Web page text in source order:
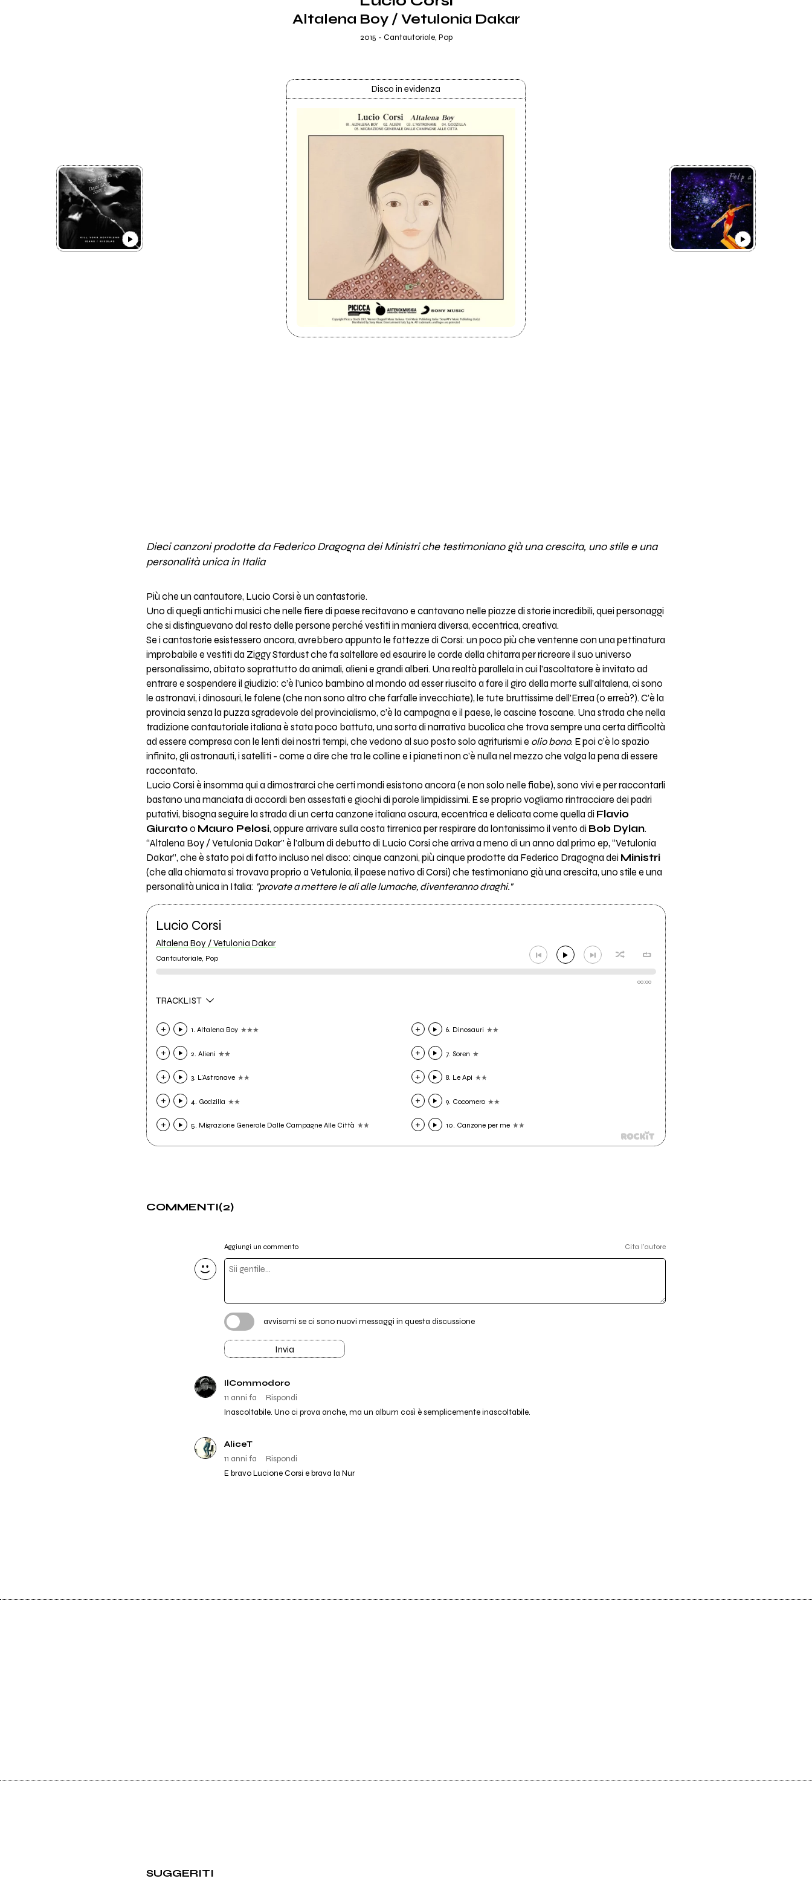
Altalena Boy / Vetulonia Dakar
2015 - Cantautoriale, Pop
Disco in evidenza
Dieci canzoni prodotte da Federico Dragogna dei Ministri che testimoniano già una crescita, uno stile e una
personalità unica in Italia
Più che un cantautore, Lucio Corsi è un cantastorie.
Uno di quegli antichi musici che nelle fiere di paese recitavano e cantavano nelle piazze di storie incredibili, quei personaggi
che si distinguevano dal resto delle persone perché vestiti in maniera diversa, eccentrica, creativa.
Se i cantastorie esistessero ancora, avrebbero appunto le fattezze di Corsi: un poco più che ventenne con una pettinatura
improbabile e vestiti da Ziggy Stardust che fa saltellare ed esaurire le corde della chitarra per ricreare il suo universo
personalissimo, abitato soprattutto da animali, alieni e grandi alberi. Una realtà parallela in cui l’ascoltatore è invitato ad
entrare e sospendere il giudizio: c’è l’unico bambino al mondo ad esser riuscito a fare il giro della morte sull’altalena, ci sono
le astronavi, i dinosauri, le falene (che non sono altro che farfalle invecchiate), le tute bruttissime dell’Errea (o erreà?). C’è la
provincia senza la puzza sgradevole del provincialismo, c’è la campagna e il paese, le cascine toscane. Una strada che nella
tradizione cantautoriale italiana è stata poco battuta, una sorta di narrativa bucolica che trova sempre una certa difficoltà
ad essere compresa con le lenti dei nostri tempi, che vedono al suo posto solo agriturismi e olio bono. E poi c’è lo spazio
infinito, gli astronauti, i satelliti - come a dire che tra le colline e i pianeti non c’è nulla nel mezzo che valga la pena di essere
raccontato.
Lucio Corsi è insomma qui a dimostrarci che certi mondi esistono ancora (e non solo nelle fiabe), sono vivi e per raccontarli
bastano una manciata di accordi ben assestati e giochi di parole limpidissimi. E se proprio vogliamo rintracciare dei padri
putativi, bisogna seguire la strada di un certa canzone italiana oscura, eccentrica e delicata come quella di Flavio
Giuratoo Mauro Pelosi, oppure arrivare sulla costa tirrenica per respirare da lontanissimo il vento di Bob Dylan.
“Altalena Boy / Vetulonia Dakar” è l’album di debutto di Lucio Corsi che arriva a meno di un anno dal primo ep, “Vetulonia
Dakar”, che è stato poi di fatto incluso nel disco: cinque canzoni, più cinque prodotte da Federico Dragogna dei Ministri
(che alla chiamata si trovava proprio a Vetulonia, il paese nativo di Corsi) che testimoniano già una crescita, uno stile e una
personalità unica in Italia: "provate a mettere le ali alle lumache, diventeranno draghi."
Lucio Corsi
Altalena Boy / Vetulonia Dakar
Cantautoriale, Pop
00:00
TRACKLIST
1. Altalena Boy
2. Alieni
3. L'Astronave
4. Godzilla
5. Migrazione Generale Dalle Campagne Alle Città
6. Dinosauri
7. Soren
8. Le Api
9. Cocomero
10. Canzone per me
COMMENTI(2)
Aggiungi un commento Cita l'autore
avvisami se ci sono nuovi messaggi in questa discussione
Invia
IlCommodoro
11 anni fa
Rispondi
Inascoltabile. Uno ci prova anche, ma un album così è semplicemente inascoltabile.
AliceT
11 anni fa
Rispondi
E bravo Lucione Corsi e brava la Nur
SUGGERITI